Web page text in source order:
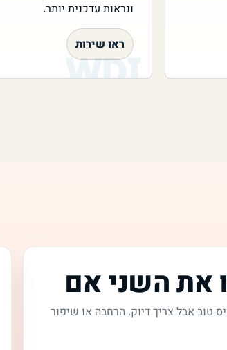
ונראות עדכנית יותר.
ראו שירות
את השני אם
טוב אבל צריך דיוק, הרחבה או שיפור